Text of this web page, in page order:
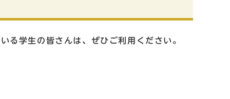
る学生の皆さんは、ぜひご利用ください。